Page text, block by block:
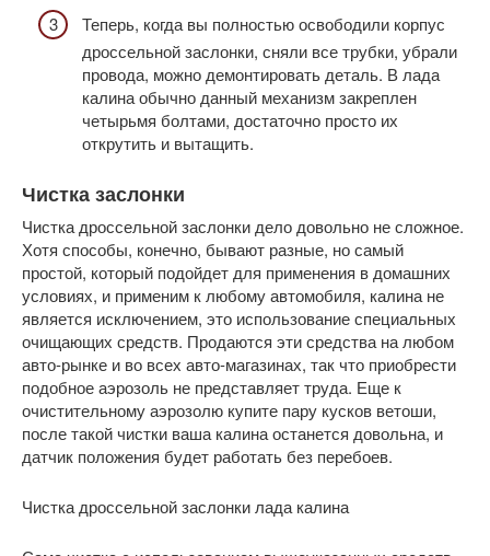
Теперь, когда вы полностью освободили корпус
дроссельной заслонки, сняли все трубки, убрали
провода, можно демонтировать деталь. В лада
калина обычно данный механизм закреплен
четырьмя болтами, достаточно просто их
открутить и вытащить.
Чистка заслонки
Чистка дроссельной заслонки дело довольно не сложное.
Хотя способы, конечно, бывают разные, но самый
простой, который подойдет для применения в домашних
условиях, и применим к любому автомобиля, калина не
является исключением, это использование специальных
очищающих средств. Продаются эти средства на любом
авто-рынке и во всех авто-магазинах, так что приобрести
подобное аэрозоль не представляет труда. Еще к
очистительному аэрозолю купите пару кусков ветоши,
после такой чистки ваша калина останется довольна, и
датчик положения будет работать без перебоев.
Чистка дроссельной заслонки лада калина